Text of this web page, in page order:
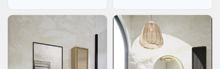
افزودن به سبد افزودن به سبد